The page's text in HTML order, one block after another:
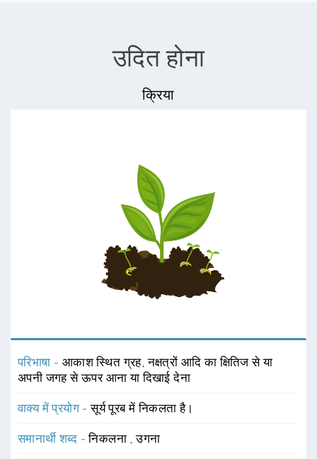
उदित होना
क्रिया
परिभाषा - आकाश स्थित ग्रह, नक्षत्रों आदि का क्षितिज से या
अपनी जगह से ऊपर आना या दिखाई देना
वाक्य में प्रयोग -सूर्य पूरब में निकलता है।
समानार्थी शब्द -निकलना ,उगना